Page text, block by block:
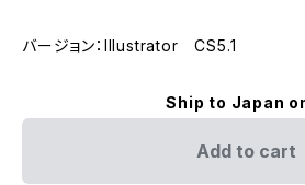
バージョン：Illustrator CS5.1
Ship to Japan
Add to cart